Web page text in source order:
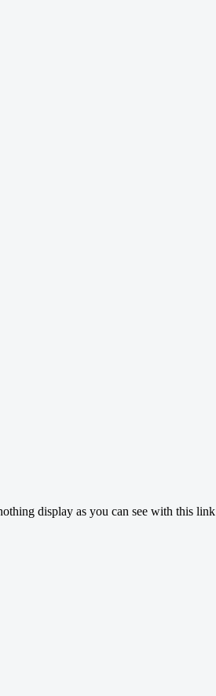
display as you can see with this link